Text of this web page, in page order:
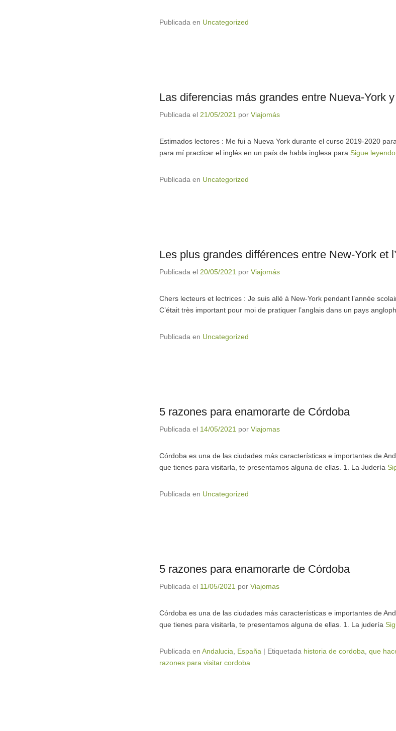
Publicada en Uncategorized
Las diferencias más grandes entre Nueva-York
Publicada el 21/05/2021 por Viajomás
Estimados lectores : Me fui a Nueva York durante el curso 2019-2020
para mí practicar el inglés en un país de habla inglesa para Sigue leyendo
Publicada en Uncategorized
Les plus grandes différences entre New-York et
Publicada el 20/05/2021 por Viajomás
Chers lecteurs et lectrices : Je suis allé à New-York pendant l’année
C’était très important pour moi de pratiquer l’anglais dans un pays
Publicada en Uncategorized
5 razones para enamorarte de Córdoba
Publicada el 14/05/2021 por Viajomas
Córdoba es una de las ciudades más características e importantes de
que tienes para visitarla, te presentamos alguna de ellas. 1. La Judería
Publicada en Uncategorized
5 razones para enamorarte de Córdoba
Publicada el 11/05/2021 por Viajomas
Córdoba es una de las ciudades más características e importantes de
que tienes para visitarla, te presentamos alguna de ellas. 1. La judería
Publicada en Andalucia España | Etiquetada historia de cordoba que
razones para visitar cordoba